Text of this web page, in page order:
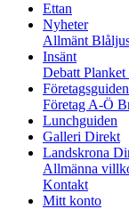
Ettan
Nyheter
Allmänt
Insänt
Debatt Planket
Företagsguiden
Företag A-Ö
Lunchguiden
Galleri Direkt
Landskrona
Allmänna
Kontakt
Mitt konto